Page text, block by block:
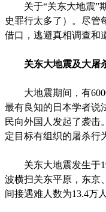
关于“关东大地震”期
史罪行太多了）。尽管
借口，逃避真相调查和
关东大地震及大屠
大地震期间，有6000
最有良知的日本学者说
民向外国人发起了袭击
定目标有组织的屠杀行
关东大地震发生于
波横扫关东平原，东京
间接遇难人数为13.4万